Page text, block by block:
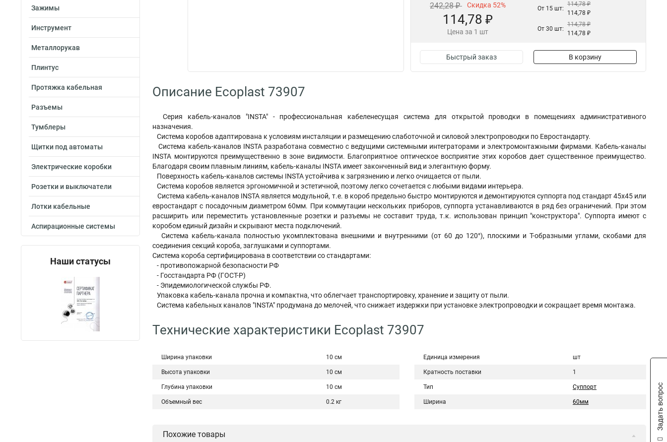
Зажимы
Инструмент
Металлорукав
Плинтус
Протяжка кабельная
Разъемы
Тумблеры
Щитки под автоматы
Электрические коробки
Розетки и выключатели
Лотки кабельные
Аспирационные системы
Наши статусы
242,28 ₽ Скидка 52%
114,78 ₽
Цена за 1 шт
От 15 шт:
114,78 ₽
114,78 ₽
От 30 шт:
114,78 ₽
114,78 ₽
Быстрый заказ В корзину
Описание Ecoplast 73907
Серия кабель-каналов "INSTA" - профессиональная кабеленесущая система для открытой проводки в помещениях административного
назначения.
Система коробов адаптирована к условиям инсталяции и размещению слаботочной и силовой электропроводки по Евростандарту.
Система кабель-каналов INSTA разработана совместно с ведущими системными интеграторами и электромонтажными фирмами. Кабель-каналы
INSTA монтируются преимущественно в зоне видимости. Благоприятное оптическое восприятие этих коробов дает существенное преимущество.
Благодаря своим плавным линиям, кабель-каналы INSTA имеет законченный вид и элегантную форму.
Поверхность кабель-каналов системы INSTA устойчива к загрязнению и легко очищается от пыли.
Система коробов является эргономичной и эстетичной, поэтому легко сочетается с любыми видами интерьера.
Система кабель-каналов INSTA является модульной, т.е. в короб предельно быстро монтируются и демонтируются суппорта под стандарт 45х45 или
евростандарт с посадочным диаметром 60мм. При коммутации нескольких приборов, суппорта устанавливаются в ряд без ограничений. При этом
расширить или переместить установленные розетки и разъемы не составит труда, т.к. использован принцип "конструктора". Суппорта имеют с
коробом единый дизайн и скрывают места подключений.
Система кабель-канала полностью укомплектована внешними и внутренними (от 60 до 120°), плоскими и Т-образными углами, скобами для
соединения секций короба, заглушками и суппортами.
Система короба сертифицирована в соответствии со стандартами:
- противопожарной безопасности РФ
- Госстандарта РФ (ГОСТ-Р)
- Эпидемиологической службы РФ.
Упаковка кабель-канала прочна и компактна, что облегчает транспортировку, хранение и защиту от пыли.
Система кабельных каналов "INSTA" продумана до мелочей, что снижает издержки при установке электропроводки и сокращает время монтажа.
Технические характеристики Ecoplast 73907
Ширина упаковки 10 см
Высота упаковки 10 см
Глубина упаковки 10 см
Объемный вес 0.2 кг
Единица измерения шт
Кратность поставки 1
Тип Суппорт
Ширина 60мм
Похожие товары
Задать вопрос